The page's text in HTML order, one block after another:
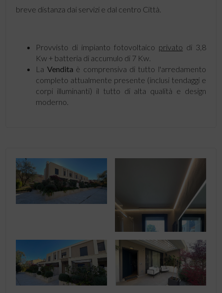
breve distanza dai servizi e dal centro Città.
Provvisto di impianto fotovoltaico privato di 3,8
Kw + batteria di accumulo di 7 Kw.
La Vendita è comprensiva di tutto l'arredamento
completo attualmente presente (inclusi tendaggi e
corpi illuminanti) il tutto di alta qualità e design
moderno.